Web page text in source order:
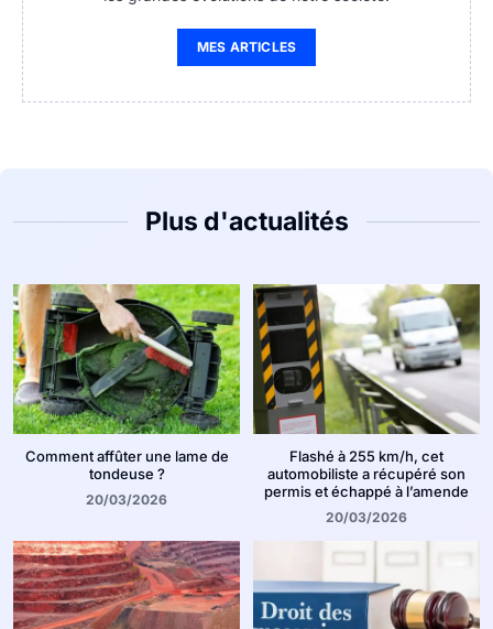
MES ARTICLES
Plus d'actualités
Comment affûter une lame de
tondeuse ?
20/03/2026
Flashé à 255 km/h, cet
automobiliste a récupéré son
permis et échappé à l’amende
20/03/2026